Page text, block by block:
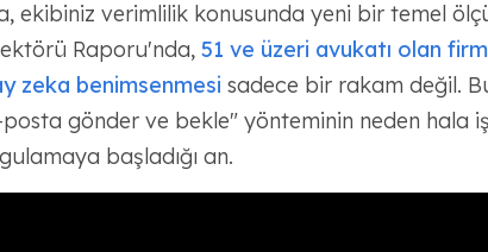
ekibiniz verimlilik konusunda yeni bir temel
Raporu'nda, 51 ve üzeri avukatı olan
zeka benimsenmesi sadece bir rakam değil.
gönder ve bekle" yönteminin neden hala iş
başladığı an.